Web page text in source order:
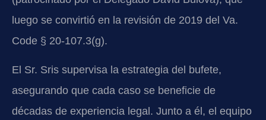
luego se convirtió en la revisión de 2019 del Va.
Code § 20-107.3(g).
El Sr. Sris supervisa la estrategia del bufete,
asegurando que cada caso se beneficie de
décadas de experiencia legal. Junto a él, el equipo